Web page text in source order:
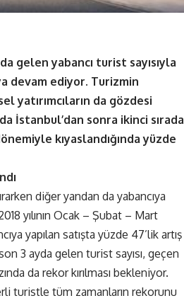
gelen yabancı turist sayısıyla
devam ediyor. Turizmin
da gözdesi
İstanbul’dan sonra ikinci sırada
kıyaslandığında yüzde
diğer yandan da yabancıya
yılının Ocak – Şubat – Mart
yapılan satışta yüzde 47’lik artış
3 ayda gelen turist sayısı, geçen
da rekor kırılması bekleniyor.
turistle tüm zamanların rekorunu